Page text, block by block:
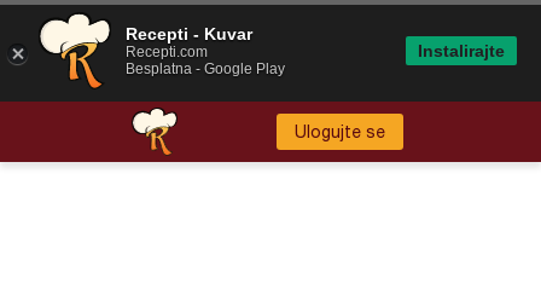
Ulogujte se
Recepti - Kuvar
Recepti.com
Besplatna - Google Play
Instalirajte